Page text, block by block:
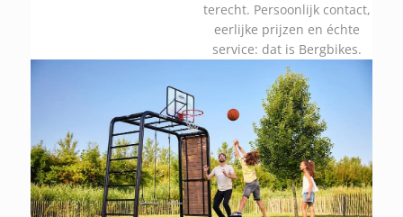
terecht. Persoonlijk contact,
eerlijke prijzen en échte
service: dat is Bergbikes.